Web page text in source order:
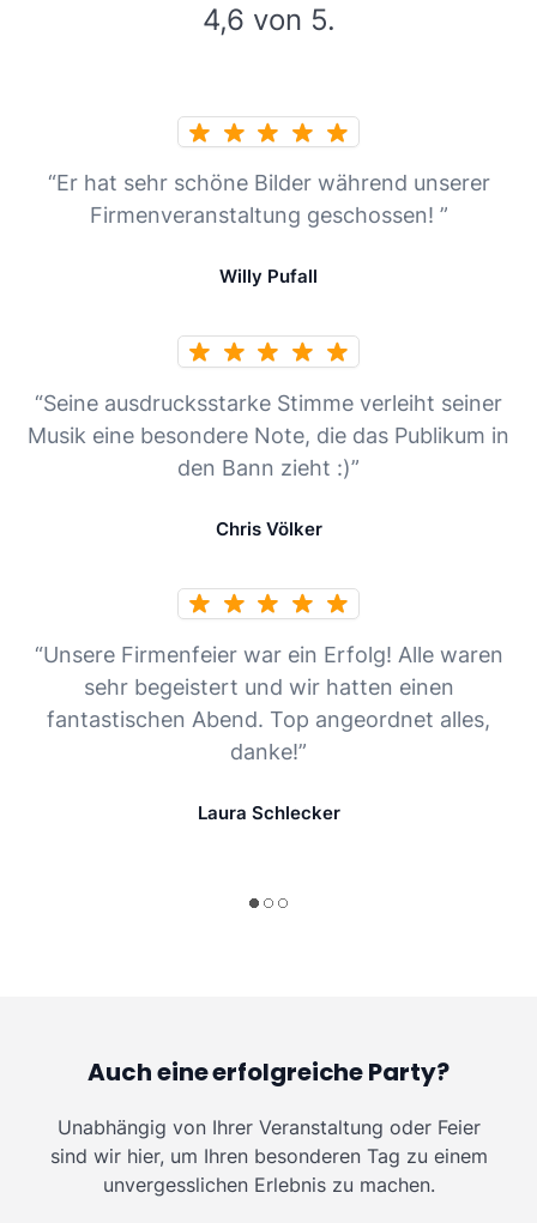
4,6 von 5.
“Er hat sehr schöne Bilder während unserer
Firmenveranstaltung geschossen! ”
Willy Pufall
“Seine ausdrucksstarke Stimme verleiht seiner
Musik eine besondere Note, die das Publikum in
den Bann zieht :)”
Chris Völker
“Unsere Firmenfeier war ein Erfolg! Alle waren
sehr begeistert und wir hatten einen
fantastischen Abend. Top angeordnet alles,
danke!”
Laura Schlecker
Auch eine erfolgreiche Party?
Unabhängig von Ihrer Veranstaltung oder Feier
sind wir hier, um Ihren besonderen Tag zu einem
unvergesslichen Erlebnis zu machen.